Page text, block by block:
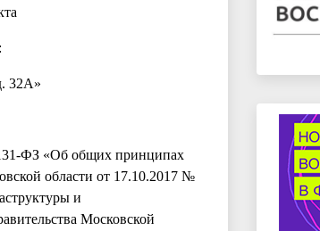
32А»
ФЗ «Об общих принципах
области от 17.10.2017 №
и
Московской